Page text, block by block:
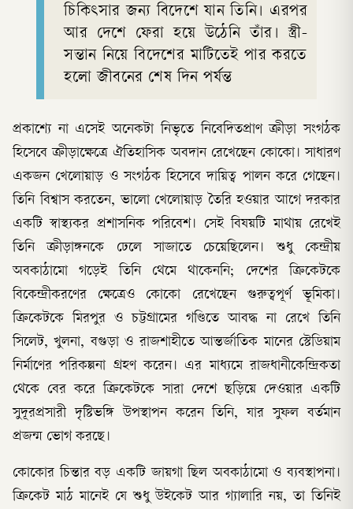
চিকিৎসার জন্য বিদেশে যান তিনি। এরপর
আর দেশে ফেরা হয়ে উঠেনি তাঁর। স্ত্রী-
সন্তান নিয়ে বিদেশের মাটিতেই পার করতে
হলো জীবনের শেষ দিন পর্যন্ত
প্রকাশ্যে না এসেই অনেকটা নিভৃতে নিবেদিতপ্রাণ ক্রীড়া সংগঠক
হিসেবে ক্রীড়াক্ষেত্রে ঐতিহাসিক অবদান রেখেছেন কোকো। সাধারণ
একজন খেলোয়াড় ও সংগঠক হিসেবে দায়িত্ব পালন করে গেছেন।
তিনি বিশ্বাস করতেন, ভালো খেলোয়াড় তৈরি হওয়ার আগে দরকার
একটি স্বাস্থ্যকর প্রশাসনিক পরিবেশ। সেই বিষয়টি মাথায় রেখেই
তিনি ক্রীড়াঙ্গনকে ঢেলে সাজাতে চেয়েছিলেন। শুধু কেন্দ্রীয়
অবকাঠামো গড়েই তিনি থেমে থাকেননি; দেশের ক্রিকেটকে
বিকেন্দ্রীকরণের ক্ষেত্রেও কোকো রেখেছেন গুরুত্বপূর্ণ ভূমিকা।
ক্রিকেটকে মিরপুর ও চট্টগ্রামের গণ্ডিতে আবদ্ধ না রেখে তিনি
সিলেট, খুলনা, বগুড়া ও রাজশাহীতে আন্তর্জাতিক মানের স্টেডিয়াম
নির্মাণের পরিকল্পনা গ্রহণ করেন। এর মাধ্যমে রাজধানীকেন্দ্রিকতা
থেকে বের করে ক্রিকেটকে সারা দেশে ছড়িয়ে দেওয়ার একটি
সুদূরপ্রসারী দৃষ্টিভঙ্গি উপস্থাপন করেন তিনি, যার সুফল বর্তমান
প্রজন্ম ভোগ করছে।
কোকোর চিন্তার বড় একটি জায়গা ছিল অবকাঠামো ও ব্যবস্থাপনা।
ক্রিকেট মাঠ মানেই যে শুধু উইকেট আর গ্যালারি নয়, তা তিনিই